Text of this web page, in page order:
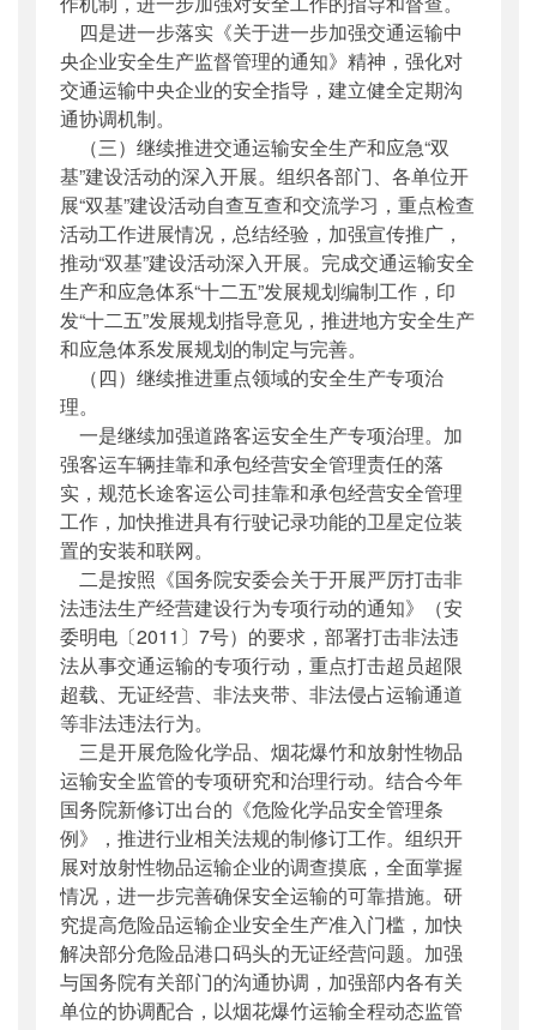
四是进一步落实《关于进一步加强交通运输中
央企业安全生产监督管理的通知》精神，强化对
交通运输中央企业的安全指导，建立健全定期沟
通协调机制。
（三）继续推进交通运输安全生产和应急“双
基”建设活动的深入开展。组织各部门、各单位开
展“双基”建设活动自查互查和交流学习，重点检查
活动工作进展情况，总结经验，加强宣传推广，
推动“双基”建设活动深入开展。完成交通运输安全
生产和应急体系“十二五”发展规划编制工作，印
发“十二五”发展规划指导意见，推进地方安全生产
和应急体系发展规划的制定与完善。
（四）继续推进重点领域的安全生产专项治
理。
一是继续加强道路客运安全生产专项治理。加
强客运车辆挂靠和承包经营安全管理责任的落
实，规范长途客运公司挂靠和承包经营安全管理
工作，加快推进具有行驶记录功能的卫星定位装
置的安装和联网。
二是按照《国务院安委会关于开展严厉打击非
法违法生产经营建设行为专项行动的通知》（安
委明电〔2011〕7号）的要求，部署打击非法违
法从事交通运输的专项行动，重点打击超员超限
超载、无证经营、非法夹带、非法侵占运输通道
等非法违法行为。
三是开展危险化学品、烟花爆竹和放射性物品
运输安全监管的专项研究和治理行动。结合今年
国务院新修订出台的《危险化学品安全管理条
例》，推进行业相关法规的制修订工作。组织开
展对放射性物品运输企业的调查摸底，全面掌握
情况，进一步完善确保安全运输的可靠措施。研
究提高危险品运输企业安全生产准入门槛，加快
解决部分危险品港口码头的无证经营问题。加强
与国务院有关部门的沟通协调，加强部内各有关
单位的协调配合，以烟花爆竹运输全程动态监管